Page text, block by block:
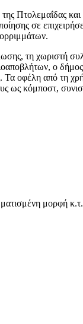
Πτολεμαΐδας
σε
τη χωριστή
ο δήμος
Τα οφέλη από τη
κόμποστ,
μορφή